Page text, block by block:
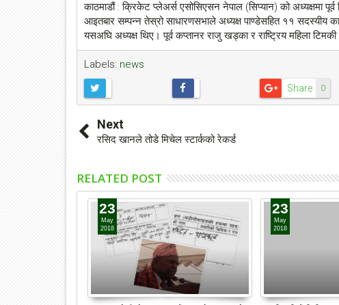
काठमाडौं : क्रिकेट प्लेअर्स एसोसिएसन नेपाल (सिप्यान) को अध्यक्षमा
आइतबार सम्पन्न तेस्रो साधारणसभाले अध्यक्ष पाण्डेसहित ११ सदस्यीय
यसअघि अध्यक्ष थिए। पूर्व कप्तानर राजु खड्का र राष्ट्रिय महिला
Labels: news
0
Share
Next
रसिद खानले तोडे मिचेल स्टार्कको रेकर्ड
RELATED POST
23
May
2018
23
May
2018